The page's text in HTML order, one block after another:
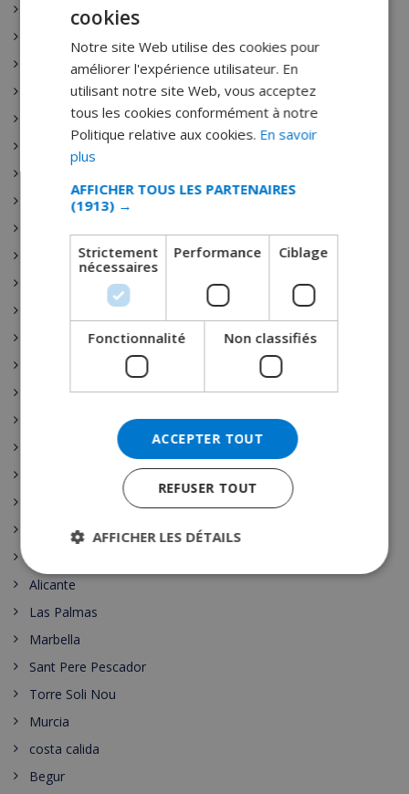
Palamos
Playa de Aro
Sant Antoni de Calonge
Sant Feliu de Guixols
Pineda de Mar
Sant Josep de sa Talaia
Santa Cristina de Aro
Maspalomas
Alicante
Las Palmas
Marbella
Sant Pere Pescador
Torre Soli Nou
Murcia
costa calida
Begur
DUTCH
SPANISH
GERMAN
DANISH
cookies
Notre site Web utilise des cookies pour
améliorer l'expérience utilisateur. En
utilisant notre site Web, vous acceptez
tous les cookies conformément à notre
Politique relative aux cookies. En savoir
plus
AFFICHER TOUS LES PARTENAIRES
(1913) →
Strictement
nécessaires
Performance Ciblage
Fonctionnalité Non classifiés
ACCEPTER TOUT
REFUSER TOUT
AFFICHER LES DÉTAILS